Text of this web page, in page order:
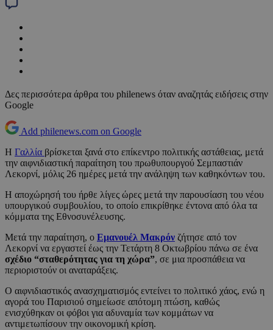
Δες περισσότερα άρθρα του philenews όταν αναζητάς ειδήσεις στην
Google
Add philenews.com on Google
Η Γαλλία βρίσκεται ξανά στο επίκεντρο πολιτικής αστάθειας, μετά
την αιφνιδιαστική παραίτηση του πρωθυπουργού Σεμπαστιάν
Λεκορνί, μόλις 26 ημέρες μετά την ανάληψη των καθηκόντων του.
Η αποχώρησή του ήρθε λίγες ώρες μετά την παρουσίαση του νέου
υπουργικού συμβουλίου, το οποίο επικρίθηκε έντονα από όλα τα
κόμματα της Εθνοσυνέλευσης.
Μετά την παραίτηση, ο Εμανουέλ Μακρόν ζήτησε από τον
Λεκορνί να εργαστεί έως την Τετάρτη 8 Οκτωβρίου πάνω σε ένα
σχέδιο “σταθερότητας για τη χώρα”, σε μια προσπάθεια να
περιοριστούν οι αναταράξεις.
Ο αιφνιδιαστικός ανασχηματισμός εντείνει το πολιτικό χάος, ενώ η
αγορά του Παρισιού σημείωσε απότομη πτώση, καθώς
ενισχύθηκαν οι φόβοι για αδυναμία των κομμάτων να
αντιμετωπίσουν την οικονομική κρίση.